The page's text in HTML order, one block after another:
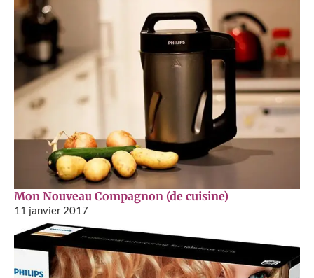
Mon Nouveau Compagnon (de cuisine)
11 janvier 2017